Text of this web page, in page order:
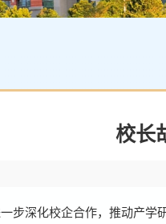
校长
步深化校企合作，推动产学